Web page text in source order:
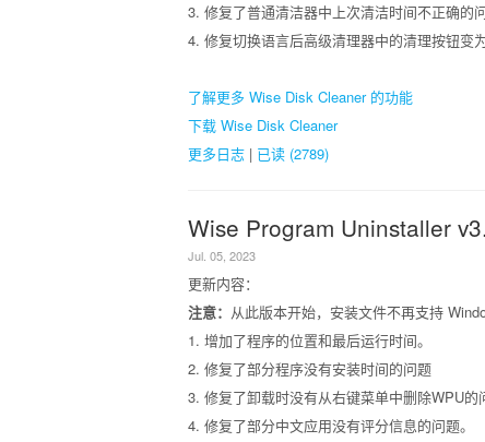
3. 修复了普通清洁器中上次清洁时间不正确的问
4. 修复切换语言后高级清理器中的清理按钮变
了解更多 Wise Disk Cleaner 的功能
下载 Wise Disk Cleaner
更多日志 | 已读 (2789)
Wise Program Uninstaller
Jul. 05, 2023
更新内容：
注意： 从此版本开始，安装文件不再支持
1. 增加了程序的位置和最后运行时间。
2. 修复了部分程序没有安装时间的问题
3. 修复了卸载时没有从右键菜单中删除WPU的
4. 修复了部分中文应用没有评分信息的问题。